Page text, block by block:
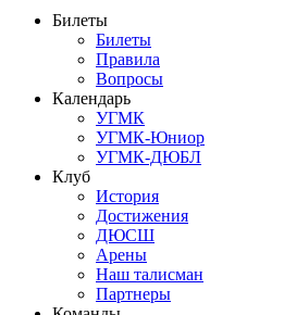
Билеты
Билеты
Правила
Вопросы
Календарь
УГМК
УГМК-Юниор
УГМК-ДЮБЛ
Клуб
История
Достижения
ДЮСШ
Арены
Наш талисман
Партнеры